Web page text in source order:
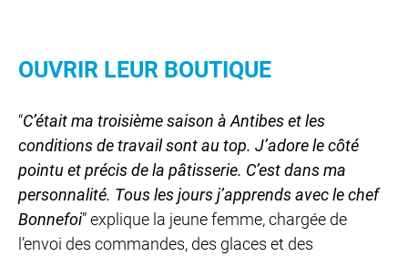
OUVRIR LEUR BOUTIQUE
“C’était ma troisième saison à Antibes et les
conditions de travail sont au top. J’adore le côté
pointu et précis de la pâtisserie. C’est dans ma
personnalité. Tous les jours j’apprends avec le chef
Bonnefoi” explique la jeune femme, chargée de
l’envoi des commandes, des glaces et des